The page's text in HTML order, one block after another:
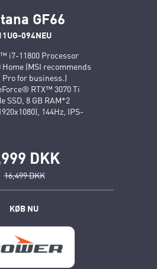
GF66
094NEU
i7-11800 Processor
Home (MSI recommends
Pro for business.)
RTX™ 3070 Ti
SSD, 8 GB RAM*2
144Hz, IPS-
DKK
16,499 DKK
KØB NU